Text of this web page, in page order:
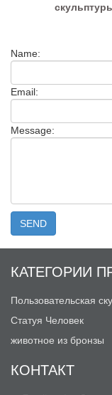
Name:
Email:
Message:
КАТЕГОРИИ
Пользовательская
Статуя Человек
животное из бронзы
КОНТАКТ